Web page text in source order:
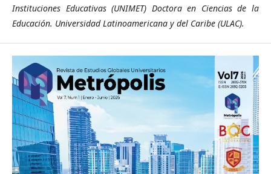
Instituciones Educativas (UNIMET) Doctora en Ciencias de la
Educación. Universidad Latinoamericana y del Caribe (ULAC).